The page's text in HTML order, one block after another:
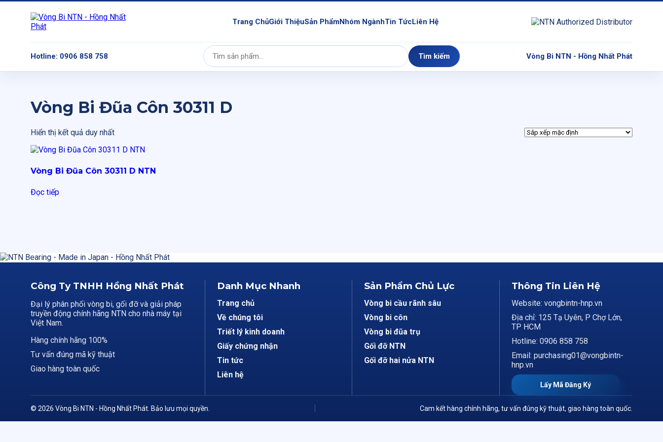
Trang ChủGiới ThiệuSản PhẩmNhóm NgànhTin TứcLiên Hệ
Hotline: 0906 858 758
Tìm
kiếm:
Tìm kiếm Vòng Bi NTN - Hồng Nhất Phát
Vòng Bi Đũa Côn 30311 D
Hiển thị kết quả duy nhất
Vòng Bi Đũa Côn 30311 D NTN
Đọc tiếp
Công Ty TNHH Hồng Nhất Phát
Đại lý phân phối vòng bi, gối đỡ và giải pháp
truyền động chính hãng NTN cho nhà máy tại
Việt Nam.
Hàng chính hãng 100%
Tư vấn đúng mã kỹ thuật
Giao hàng toàn quốc
Danh Mục Nhanh
Trang chủ
Về chúng tôi
Triết lý kinh doanh
Giấy chứng nhận
Tin tức
Liên hệ
Sản Phẩm Chủ Lực
Vòng bi cầu rãnh sâu
Vòng bi côn
Vòng bi đũa trụ
Gối đỡ NTN
Gối đỡ hai nửa NTN
Thông Tin Liên Hệ
Website: vongbintn-hnp.vn
Địa chỉ: 125 Tạ Uyên, P Chợ Lớn,
TP HCM
Hotline: 0906 858 758
Email: purchasing01@vongbintn-
hnp.vn
Lấy Mã Đăng Ký
© 2026 Vòng Bi NTN - Hồng Nhất Phát. Bảo lưu mọi quyền. Cam kết hàng chính hãng, tư vấn đúng kỹ thuật, giao hàng toàn quốc.